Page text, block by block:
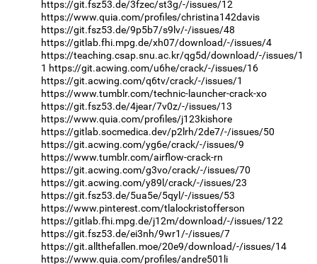
https://git.fsz53.de/3fzec/st3g/-/issues/12
https://www.quia.com/profiles/christina142davis
https://git.fsz53.de/9p5b7/s9lv/-/issues/48
https://gitlab.fhi.mpg.de/xh07/download/-/issues/4
https://teaching.csap.snu.ac.kr/qg5d/download/-/issues/1
1 https://git.acwing.com/u6he/crack/-/issues/16
https://git.acwing.com/q6tv/crack/-/issues/1
https://www.tumblr.com/technic-launcher-crack-xo
https://git.fsz53.de/4jear/7v0z/-/issues/13
https://www.quia.com/profiles/j123kishore
https://gitlab.socmedica.dev/p2lrh/2de7/-/issues/50
https://git.acwing.com/yg6e/crack/-/issues/9
https://www.tumblr.com/airflow-crack-rn
https://git.acwing.com/g3vo/crack/-/issues/70
https://git.acwing.com/y89l/crack/-/issues/23
https://git.fsz53.de/5ua5e/5qyl/-/issues/53
https://www.pinterest.com/tlalockristofferson
https://gitlab.fhi.mpg.de/j12m/download/-/issues/122
https://git.fsz53.de/ei3nh/9wr1/-/issues/7
https://git.allthefallen.moe/20e9/download/-/issues/14
https://www.quia.com/profiles/andre501li